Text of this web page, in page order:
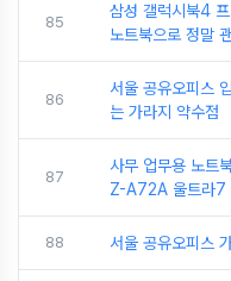
85
삼성 갤럭시북4
노트북으로 정말
86
서울 공유오피스
는 가라지 약수점
87
사무 업무용 노트
Z-A72A 울트라7
88 서울 공유오피스